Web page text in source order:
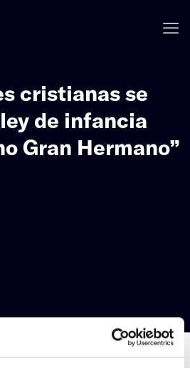
cristianas se
de infancia
Gran Hermano”